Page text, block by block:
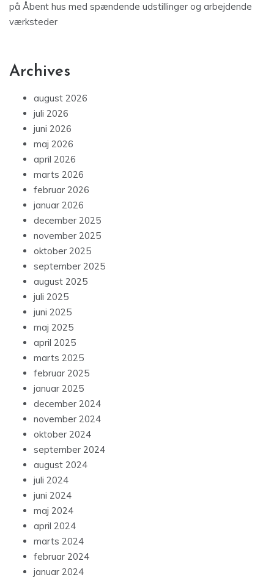
på Åbent hus med spændende udstillinger og arbejdende
værksteder
Archives
august 2026
juli 2026
juni 2026
maj 2026
april 2026
marts 2026
februar 2026
januar 2026
december 2025
november 2025
oktober 2025
september 2025
august 2025
juli 2025
juni 2025
maj 2025
april 2025
marts 2025
februar 2025
januar 2025
december 2024
november 2024
oktober 2024
september 2024
august 2024
juli 2024
juni 2024
maj 2024
april 2024
marts 2024
februar 2024
januar 2024